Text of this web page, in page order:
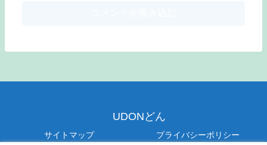
UDONどん
サイトマップ プライバシーポリシー